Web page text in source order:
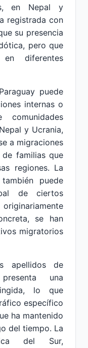
en Nepal y
registrada con
su presencia
pero que
diferentes
puede
internas o
comunidades
y Ucrania,
a migraciones
familias que
regiones. La
puede
de ciertos
se han
migratorios
apellidos de
una
lo que
específico
ha mantenido
del tiempo. La
del Sur,